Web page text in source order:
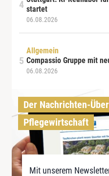
startet
06.08.2026
Allgemein
Compassio Gruppe mit
06.08.2026
Der Nachrichten-
Pflegewirtschaft
Mit unserem